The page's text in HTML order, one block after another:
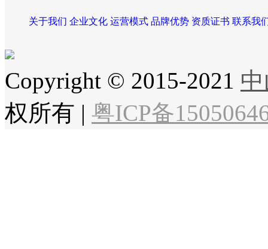
关于我们 企业文化 运营模式 品牌优势 资质证书 联系我
Copyright © 2015-2021
权所有 | 粤ICP备